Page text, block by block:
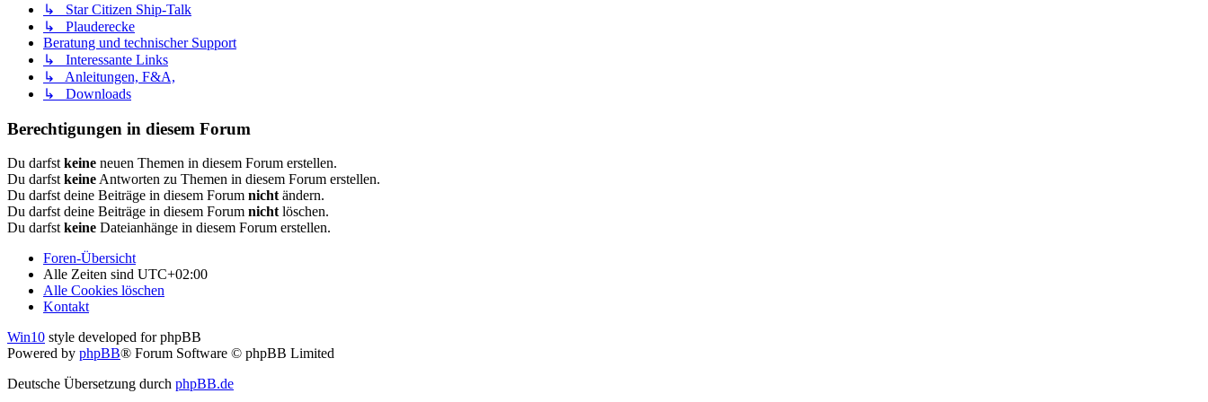
↳ Star Citizen Ship-Talk
↳ Plauderecke
Beratung und technischer Support
↳ Interessante Links
↳ Anleitungen, F&A,
↳ Downloads
Berechtigungen in diesem Forum
Du darfstkeine neuen Themen in diesem Forum erstellen.
Du darfstkeineAntworten zu Themen in diesem Forum erstellen.
Du darfst deine Beiträge in diesem Forum nichtändern.
Du darfst deine Beiträge in diesem Forum nichtlöschen.
Du darfstkeine Dateianhänge in diesem Forum erstellen.
Foren-Übersicht
Alle Zeiten sind UTC+02:00
Alle Cookies löschen
Kontakt
Win10 style developed for phpBB
Powered by phpBB® Forum Software © phpBB Limited
Deutsche Übersetzung durch phpBB.de